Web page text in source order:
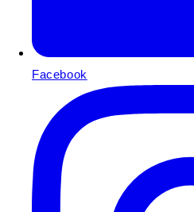
Facebook